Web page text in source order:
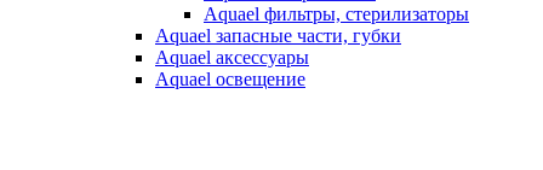
Aquael фильтры, стерилизаторы
Aquael запасные части, губки
Aquael аксессуары
Aquael освещение